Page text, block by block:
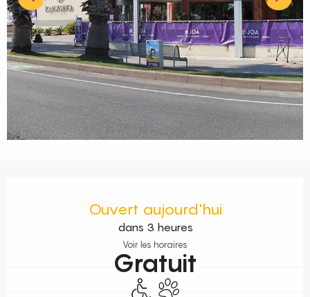
Ouvert aujourd'hui
dans 3 heures
Voir les horaires
Gratuit
Accès handicapés
Animaux acceptés